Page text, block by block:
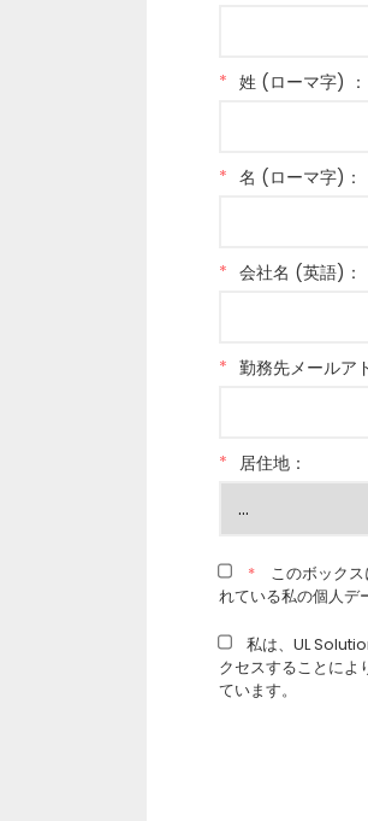
* 姓 (ローマ字) ：
* 名 (ローマ字)：
* 会社名 (英語)：
* 勤務先メールア
* 居住地：
* このボック
れている私の個人デ
私は、UL
クセスすることによ
ています。